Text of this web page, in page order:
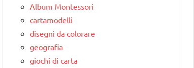
Album Montessori
cartamodelli
disegni da colorare
geografia
giochi di carta